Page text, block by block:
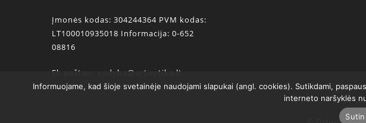
Įmonės kodas: 304244364 PVM kodas:
LT100010935018 Informacija: 0-652
08816
El. paštas: vadyba@ortoptika.lt
Informuojame, kad šioje svetainėje naudojami slapukai (angl. cookies). Sutikdami,
interneto naršyklės